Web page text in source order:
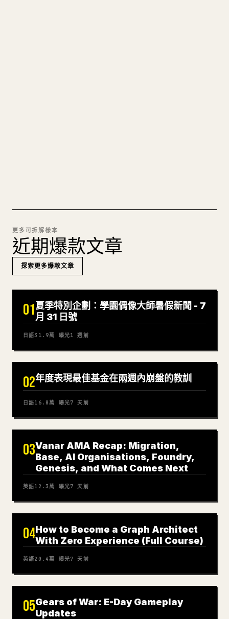
更多可拆解樣本
近期爆款文章
探索更多爆款文章
01夏季特別企劃：學園偶像大師暑假新聞 - 7
月 31 日號
日語31.9萬 曝光1 週前
02年度表現最佳基金在兩週內崩盤的教訓
日語16.8萬 曝光7 天前
03Vanar AMA Recap: Migration,
Base, AI Organisations, Foundry,
Genesis, and What Comes Next
英語12.3萬 曝光7 天前
04How to Become a Graph Architect
With Zero Experience (Full Course)
英語20.4萬 曝光7 天前
05Gears of War: E-Day Gameplay
Updates